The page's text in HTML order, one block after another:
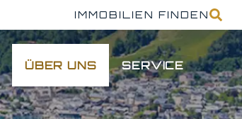
IMMOBILIEN FINDEN
ÜBER UNS SERVICE